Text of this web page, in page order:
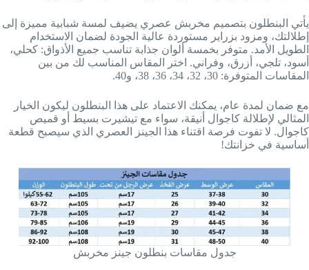
يأتي البنطلون بتصميم مخربش عصري يضيف لمسة شبابية مميزة إلى
إطلالتك، ومزود بزراير مستوردة عالية الجودة لضمان الاستخدام
الطويل الأمد. متوفر بخمسة ألوان جذابة تناسب جميع الأذواق: كحلي،
أسود، تلجي، أزرق، وفراني. اختر المقاس المناسب لك من بين
المقاسات المتوفرة: 30، 32، 34، 36، 38، و40.
مع ضمان لمدة عام، يمكنك الاعتماد على هذا البنطلون ليكون الخيار
المثالي لإطلالة كاجوال أنيقة، سواء مع تيشيرت بسيط أو قميص
كاجوال. لا تفوت فرصة اقتناء هذا الجينز العصري الذي سيصبح قطعة
أساسية في خزانتك!
جدول مقاسات بنطلون جينز مخربش